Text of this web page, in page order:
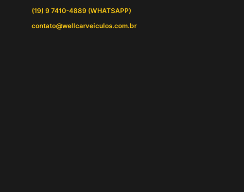
(19) 9 7410-4889 (WHATSAPP)
contato@wellcarveiculos.com.br